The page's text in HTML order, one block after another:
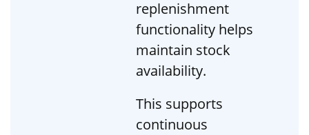
replenishment
functionality helps
maintain stock
availability.
This supports
continuous